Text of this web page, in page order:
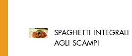
SPAGHETTI INTEGRALI
AGLI SCAMPI